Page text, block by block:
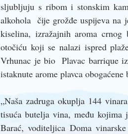
sljubljuju s ribom i stonskim
alkohola  čije grožđe uspijeva
kiselina, izražajnih aroma
otočiću koji se nalazi ispred
Vrhunac je bio  Plavac barrique
istaknute arome plavca
„Naša zadruga okuplja 144
tisuća butelja vina, među kojima
Barać, voditeljica Doma